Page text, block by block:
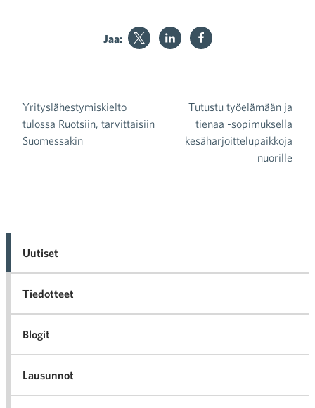
Jaa:
Artikkelien selaus
Yrityslähestymiskielto
tulossa Ruotsiin, tarvittaisiin
Suomessakin
Tutustu työelämään ja
tienaa -sopimuksella
kesäharjoittelupaikkoja
nuorille
Uutiset
Tiedotteet
Blogit
Lausunnot